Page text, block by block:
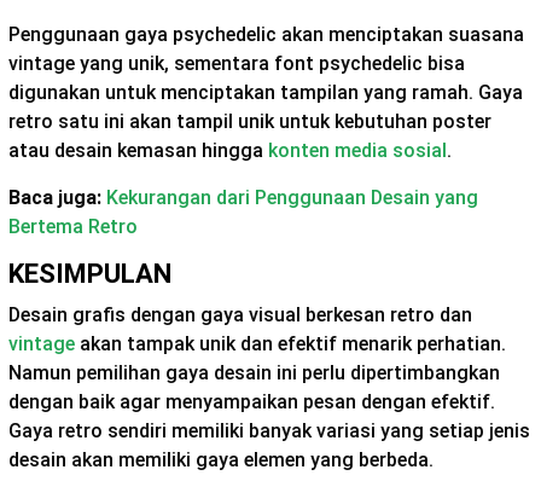
Penggunaan gaya psychedelic akan menciptakan suasana
vintage yang unik, sementara font psychedelic bisa
digunakan untuk menciptakan tampilan yang ramah. Gaya
retro satu ini akan tampil unik untuk kebutuhan poster
atau desain kemasan hingga konten media sosial.
Baca juga: Kekurangan dari Penggunaan Desain yang
Bertema Retro
KESIMPULAN
Desain grafis dengan gaya visual berkesan retro dan
vintage akan tampak unik dan efektif menarik perhatian.
Namun pemilihan gaya desain ini perlu dipertimbangkan
dengan baik agar menyampaikan pesan dengan efektif.
Gaya retro sendiri memiliki banyak variasi yang setiap jenis
desain akan memiliki gaya elemen yang berbeda.